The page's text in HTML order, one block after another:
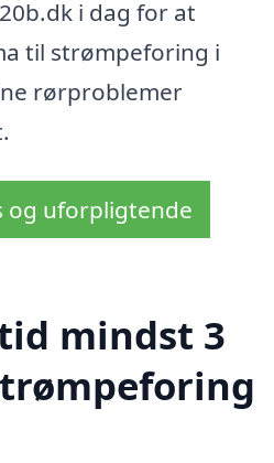
i dag for at
til strømpeforing i
rørproblemer
og uforpligtende
mindst 3